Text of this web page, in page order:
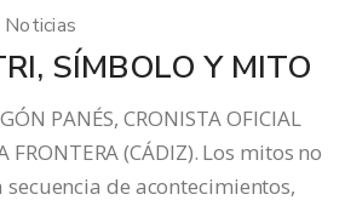
Noticias
SÍMBOLO Y MITO
PANÉS, CRONISTA OFICIAL
FRONTERA (CÁDIZ). Los mitos no
de acontecimientos,